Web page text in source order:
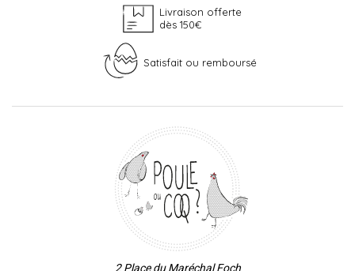
Livraison offerte
dès 150€
Satisfait ou remboursé
2 Place du Maréchal Foch